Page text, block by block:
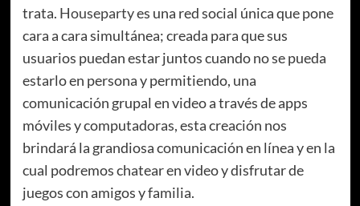
trata. Housepartyes una red social única que pone
cara a cara simultánea; creada para que sus
usuarios puedan estar juntos cuando no se pueda
estarlo en persona y permitiendo, una
comunicación grupal en video a través de apps
móviles y computadoras, esta creación nos
brindará la grandiosa comunicación en línea y en la
cual podremos chatear en video y disfrutar de
juegos con amigos y familia.